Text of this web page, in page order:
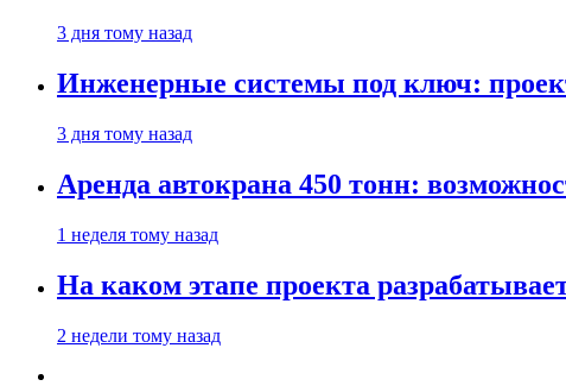
3 дня тому назад
Инженерные системы под ключ:
3 дня тому назад
Аренда автокрана 450 тонн:
1 неделя тому назад
На каком этапе проекта
2 недели тому назад